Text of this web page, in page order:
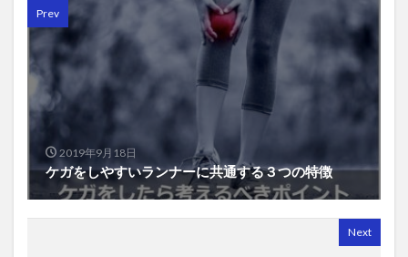
Prev
2019年9月18日
ケガをしやすいランナーに共通する３つの特徴
Next